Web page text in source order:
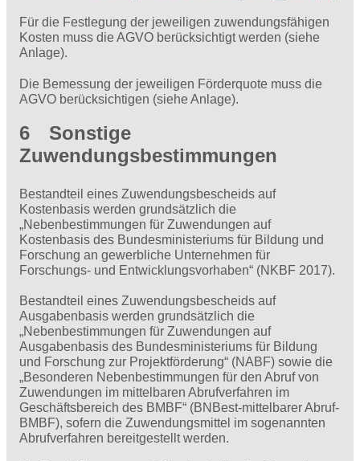
Für die Festlegung der jeweiligen zuwendungsfähigen
Kosten muss die AGVO berücksichtigt werden (siehe
Anlage).
Die Bemessung der jeweiligen Förderquote muss die
AGVO berücksichtigen (siehe Anlage).
6 Sonstige
Zuwendungsbestimmungen
Bestandteil eines Zuwendungsbescheids auf
Kostenbasis werden grundsätzlich die
„Nebenbestimmungen für Zuwendungen auf
Kostenbasis des Bundesministeriums für Bildung und
Forschung an gewerbliche Unternehmen für
Forschungs- und Entwicklungsvorhaben“ (NKBF 2017).
Bestandteil eines Zuwendungsbescheids auf
Ausgabenbasis werden grundsätzlich die
„Nebenbestimmungen für Zuwendungen auf
Ausgabenbasis des Bundesministeriums für Bildung
und Forschung zur Projektförderung“ (NABF) sowie die
„Besonderen Nebenbestimmungen für den Abruf von
Zuwendungen im mittelbaren Abrufverfahren im
Geschäftsbereich des BMBF“ (BNBest-mittelbarer Abruf-
BMBF), sofern die Zuwendungsmittel im sogenannten
Abrufverfahren bereitgestellt werden.